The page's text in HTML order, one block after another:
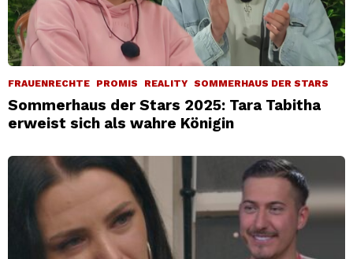
FRAUENRECHTE PROMIS REALITY SOMMERHAUS DER STARS
Sommerhaus der Stars 2025: Tara Tabitha
erweist sich als wahre Königin